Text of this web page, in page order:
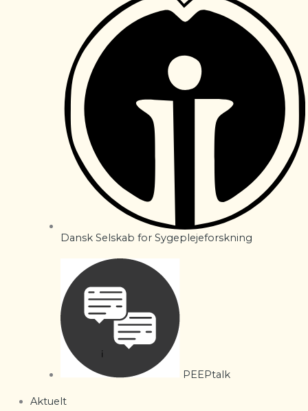
Dansk Selskab for Sygeplejeforskning
PEEPtalk
Aktuelt